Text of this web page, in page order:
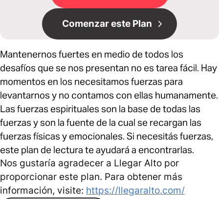
Comenzar este Plan
Mantenernos fuertes en medio de todos los
desafíos que se nos presentan no es tarea fácil. Hay
momentos en los necesitamos fuerzas para
levantarnos y no contamos con ellas humanamente.
Las fuerzas espirituales son la base de todas las
fuerzas y son la fuente de la cual se recargan las
fuerzas físicas y emocionales. Si necesitás fuerzas,
este plan de lectura te ayudará a encontrarlas.
Nos gustaría agradecer a Llegar Alto por
proporcionar este plan. Para obtener más
información, visite: https://llegaralto.com/